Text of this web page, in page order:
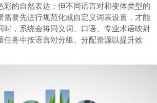
彩的自然表达；但不同语言对和变体类型的
需要先进行规范化或自定义词表设置，才能
时，系统会将同义词、口语、专业术语映射
任务中按语言对分组、分配资源以提升效